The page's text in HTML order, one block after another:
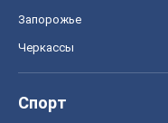
Запорожье
Черкассы
Спорт